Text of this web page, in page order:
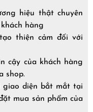
hiệu thật chuyên
hàng
thiện cảm đối với
cậy của khách hàng
shop.
giao diện bắt mắt tại
mua sản phẩm của